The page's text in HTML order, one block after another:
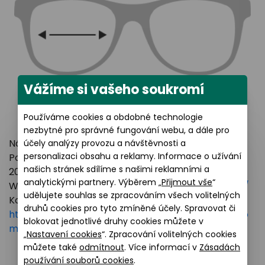
Název výrobce: LUXOTTICA GROUP
Poštovní adresa: Piazzale Luigi Cadorna 3 Milano,
20123 Italy
Webové stránky:https://www.essilorluxottica.com/
Kontakt:
https://www.essilorluxottica.com/en/brands/custo
mer-care
Vážíme si vašeho soukromí
Používáme cookies a obdobné technologie
nezbytné pro správné fungování webu, a dále pro
účely analýzy provozu a návštěvnosti a
personalizaci obsahu a reklamy. Informace o užívání
našich stránek sdílíme s našimi reklamními a
analytickými partnery. Výběrem „Přijmout vše“
udělujete souhlas se zpracováním všech volitelných
druhů cookies pro tyto zmíněné účely. Spravovat či
blokovat jednotlivé druhy cookies můžete v
„Nastavení cookies“. Zpracování volitelných cookies
můžete také odmítnout. Více informací v Zásadách
používání souborů cookies.